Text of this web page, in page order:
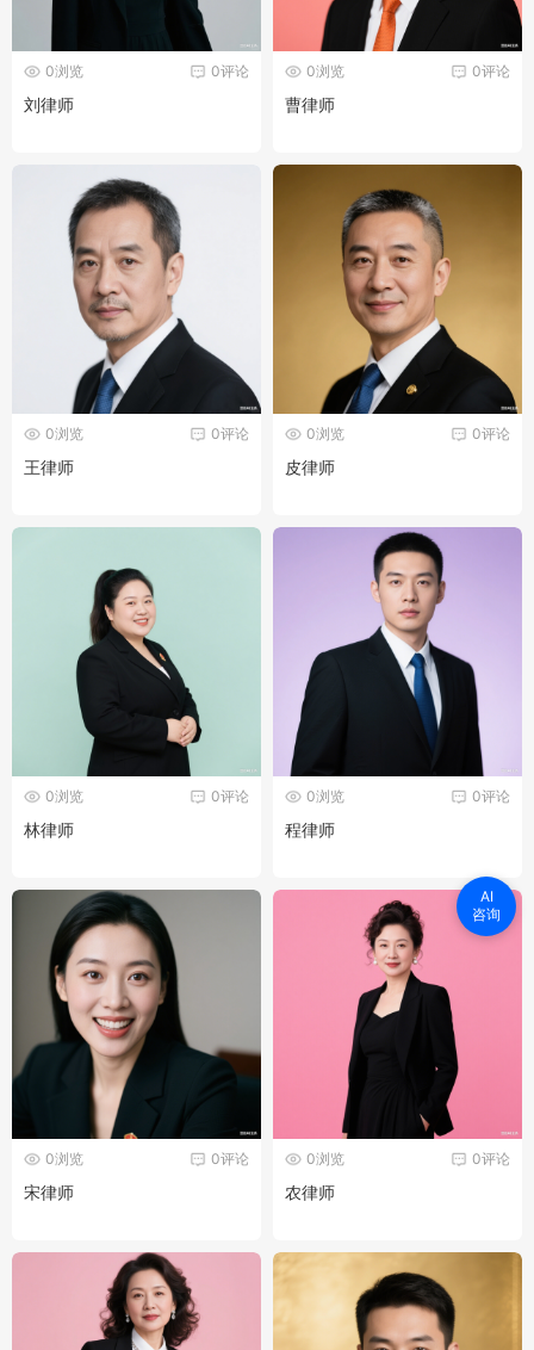
0评论
0浏览
刘律师
0评论
0浏览
曹律师
0评论
0浏览
王律师
0评论
0浏览
皮律师
0评论
0浏览
林律师
0评论
0浏览
程律师
0评论
0浏览
宋律师
0评论
0浏览
农律师
AI
咨询